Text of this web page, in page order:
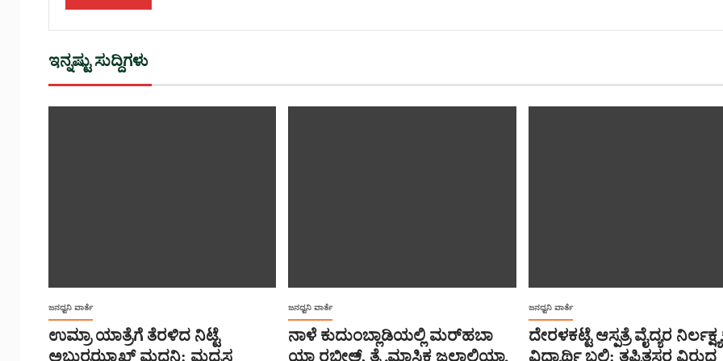
ಇನ್ನಷ್ಟು ಸುದ್ದಿಗಳು
ಜನಧ್ವನಿ ವಾರ್ತೆ
ಉಮ್ರಾ ಯಾತ್ರೆಗೆ ತೆರಳಿದ ನಿಟ್ಟೆ
ಅಬ್ದುರ್ರಝ್ಝಾಖ್ ಮದನಿ: ಮದ್ರಸ
ಜನಧ್ವನಿ ವಾರ್ತೆ
ನಾಳೆ ಕುದುಂಬ್ಲಾಡಿಯಲ್ಲಿ ಮರ್‌‌ಹಬಾ
ಯಾ ರಬೀಅ್, ತ್ರೈಮಾಸಿಕ ಜಲಾಲಿಯ್ಯಾ
ಜನಧ್ವನಿ ವಾರ್ತೆ
ದೇರಳಕಟ್ಟೆ ಆಸ್ಪತ್ರೆ ವೈದ್ಯರ
ವಿದ್ಯಾರ್ಥಿ ಬಲಿ: ತಪ್ಪಿತಸ್ಥರ ವಿರುದ್ಧ